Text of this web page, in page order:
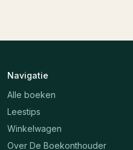
Navigatie
Alle boeken
Leestips
Winkelwagen
Over De Boekonthouder